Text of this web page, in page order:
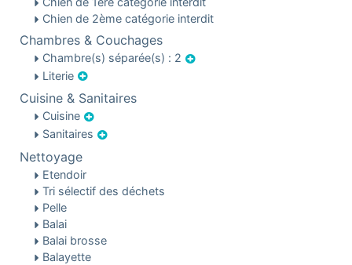
Chien de 2ème catégorie interdit
Chambres & Couchages
Chambre(s) séparée(s) : 2
Literie
Cuisine & Sanitaires
Cuisine
Sanitaires
Nettoyage
Etendoir
Tri sélectif des déchets
Pelle
Balai
Balai brosse
Balayette